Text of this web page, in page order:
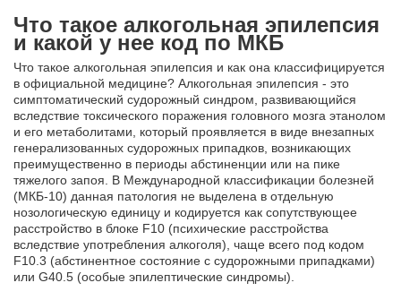
Что такое алкогольная эпилепсия
и какой у нее код по МКБ
Что такое алкогольная эпилепсия и как она классифицируется
в официальной медицине? Алкогольная эпилепсия - это
симптоматический судорожный синдром, развивающийся
вследствие токсического поражения головного мозга этанолом
и его метаболитами, который проявляется в виде внезапных
генерализованных судорожных припадков, возникающих
преимущественно в периоды абстиненции или на пике
тяжелого запоя. В Международной классификации болезней
(МКБ-10) данная патология не выделена в отдельную
нозологическую единицу и кодируется как сопутствующее
расстройство в блоке F10 (психические расстройства
вследствие употребления алкоголя), чаще всего под кодом
F10.3 (абстинентное состояние с судорожными припадками)
или G40.5 (особые эпилептические синдромы).